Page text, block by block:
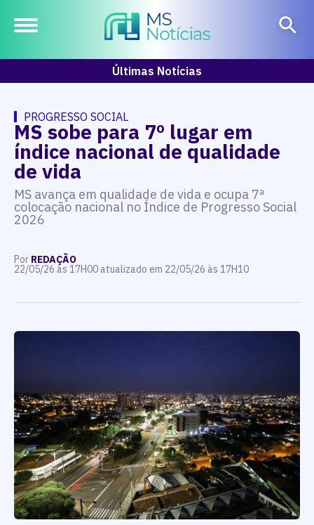
Últimas Notícias
PROGRESSO SOCIAL
MS sobe para 7º lugar em
índice nacional de qualidade
de vida
MS avança em qualidade de vida e ocupa 7ª
colocação nacional no Índice de Progresso Social
2026
Por REDAÇÃO
22/05/26 às 17H00 atualizado em 22/05/26 às 17H10